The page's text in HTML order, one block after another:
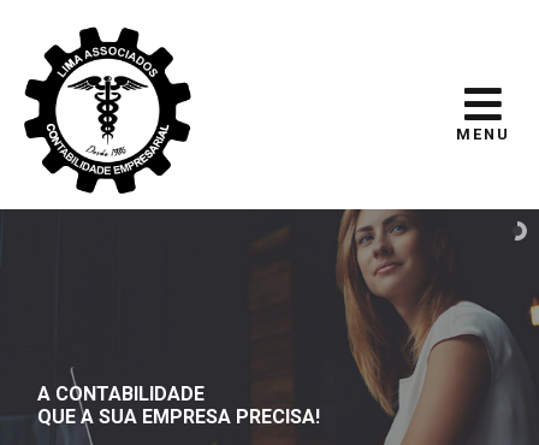
MENU
A CONTABILIDADE
QUE A SUA EMPRESA PRECISA!